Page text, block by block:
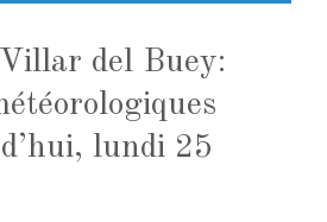
del Buey:
lundi 25